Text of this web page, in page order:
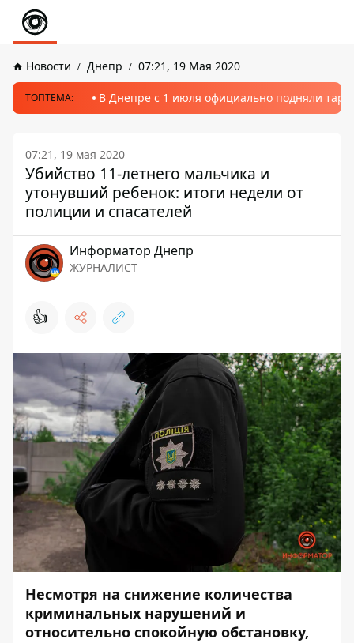
Новости Днепр 07:21, 19 Мая 2020
ТОПТЕМА: В Днепре с 1 июля официально подняли
07:21, 19 мая 2020
Убийство 11-летнего мальчика и
утонувший ребенок: итоги недели от
полиции и спасателей
Информатор Днепр
ЖУРНАЛИСТ
👍
Несмотря на снижение количества
криминальных нарушений и
относительно спокойную обстановку,